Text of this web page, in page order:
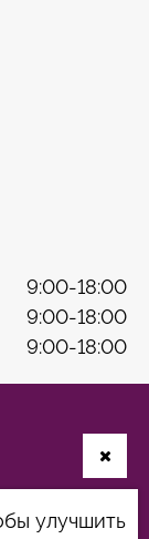
9:00-18:00
9:00-18:00
9:00-18:00
улучшить